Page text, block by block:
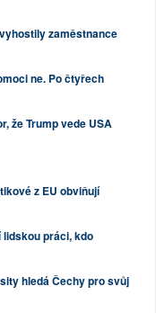
zaměstnance
ne. Po čtyřech
že Trump vede USA
z EU obviňují
lidskou práci, kdo
hledá Čechy pro svůj